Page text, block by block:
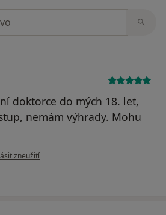
doktorce do mých 18. let,
nemám výhrady. Mohu
názoru uživatele AK
zneužití